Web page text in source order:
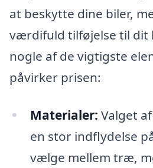
at beskytte dine biler,
værdifuld tilføjelse til dit
nogle af de vigtigste
påvirker prisen:
Materialer: Valget
en stor indflydelse
vælge mellem træ,